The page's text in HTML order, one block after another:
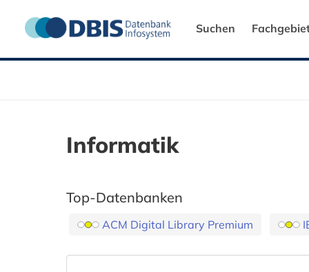
Suchen
Informatik
Top-Datenbanken
ACM Digital Library Premium